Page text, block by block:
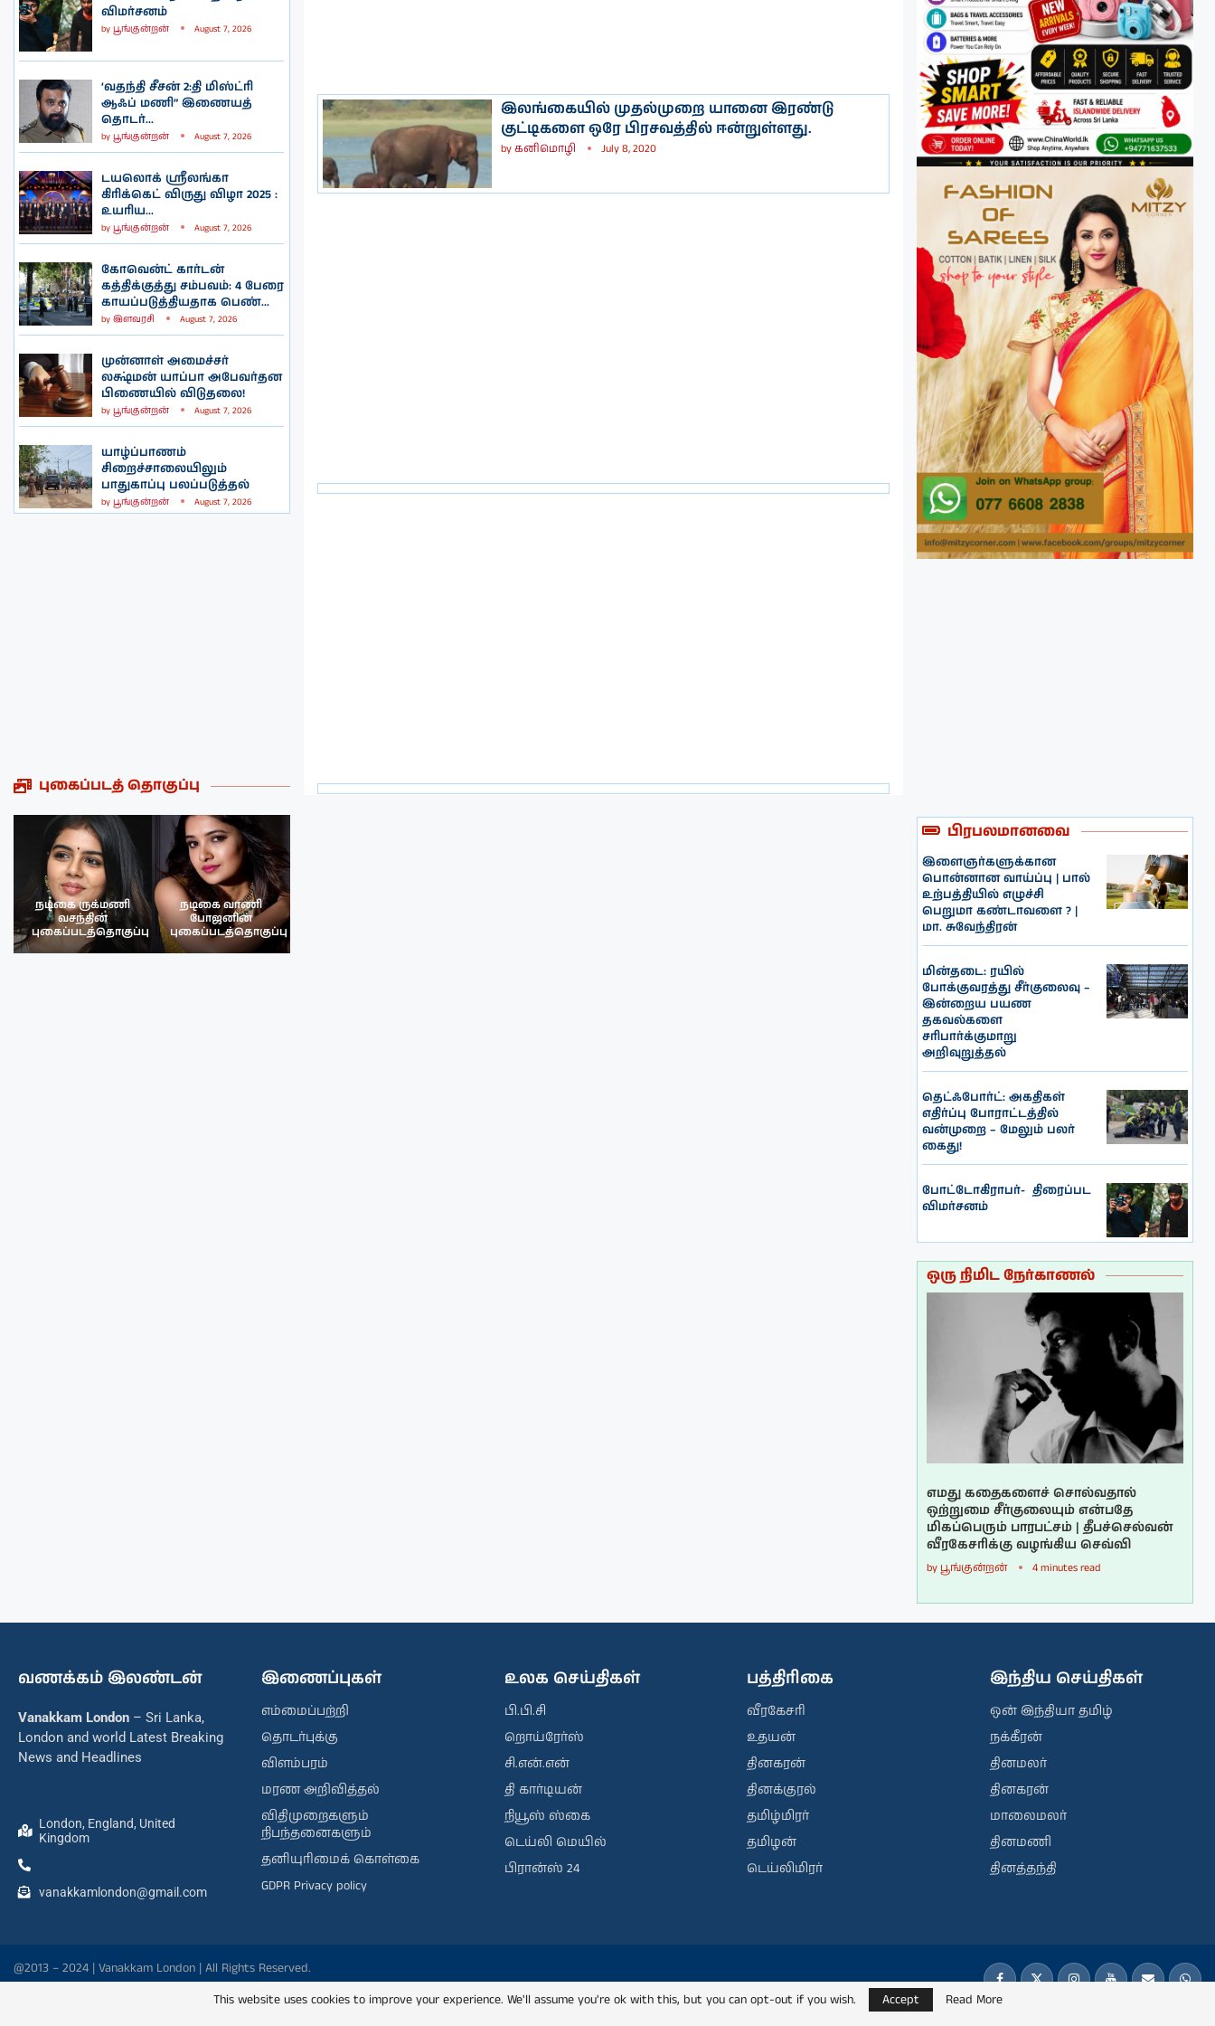
விமர்சனம்
by பூங்குன்றன் August 7, 2026
‘வதந்தி சீசன் 2:தி மிஸ்ட்ரி
ஆஃப் மணி” இணையத்
தொடர்...
by பூங்குன்றன் August 7, 2026
டயலொக் ஸ்ரீலங்கா
கிரிக்கெட் விருது விழா 2025 :
உயரிய...
by பூங்குன்றன் August 7, 2026
கோவென்ட் கார்டன்
கத்திக்குத்து சம்பவம்: 4 பேரை
காயப்படுத்தியதாக பெண்...
by இளவரசி August 7, 2026
முன்னாள் அமைச்சர்
லக்ஷ்மன் யாப்பா அபேவர்தன
பிணையில் விடுதலை!
by பூங்குன்றன் August 7, 2026
யாழ்ப்பாணம்
சிறைச்சாலையிலும்
பாதுகாப்பு பலப்படுத்தல்
by பூங்குன்றன் August 7, 2026
புகைப்படத் தொகுப்பு
நடிகை ருக்மணி
வசந்தின்
புகைப்படத்தொகுப்பு
நடிகை வாணி
போஜனின்
புகைப்படத்தொகுப்பு
இலங்கையில் முதல்முறை யானை இரண்டு
குட்டிகளை ஒரே பிரசவத்தில் ஈன்றுள்ளது.
byகனிமொழி July 8, 2020
பிரபலமானவை
இளைஞர்களுக்கான
பொன்னான வாய்ப்பு | பால்
உற்பத்தியில் எழுச்சி
பெறுமா கண்டாவளை ? |
மா. சுவேந்திரன்
மின்தடை: ரயில்
போக்குவரத்து சீர்குலைவு –
இன்றைய பயண
தகவல்களை
சரிபார்க்குமாறு
அறிவுறுத்தல்
தெட்ஃபோர்ட்: அகதிகள்
எதிர்ப்பு போராட்டத்தில்
வன்முறை – மேலும் பலர்
கைது!
போட்டோகிராபர்- ‌ திரைப்பட
விமர்சனம்
ஒரு நிமிட நேர்காணல்
எமது கதைகளைச் சொல்வதால்
ஒற்றுமை சீர்குலையும் என்பதே
மிகப்பெரும் பாரபட்சம் | தீபச்செல்வன்
வீரகேசரிக்கு வழங்கிய செவ்வி
by பூங்குன்றன் 4 minutes read
வணக்கம் இலண்டன்
Vanakkam London – Sri Lanka,
London and world Latest Breaking
News and Headlines
London, England, United
Kingdom
vanakkamlondon@gmail.com
இணைப்புகள்
எம்மைப்பற்றி
தொடர்புக்கு
விளம்பரம்
மரண அறிவித்தல்
விதிமுறைகளும்
நிபந்தனைகளும்
தனியுரிமைக் கொள்கை
GDPR Privacy policy
உலக செய்திகள்
பி.பி.சி
றொய்ரேர்ஸ்
சி.என்.என்
தி கார்டியன்
நியூஸ் ஸ்கை
டெய்லி மெயில்
பிரான்ஸ் 24
பத்திரிகை
வீரகேசரி
உதயன்
தினகரன்
தினக்குரல்
தமிழ்மிரர்
தமிழன்
டெய்லிமிரர்
இந்திய செய்திகள்
ஒன் இந்தியா தமிழ்
நக்கீரன்
தினமலர்
தினகரன்
மாலைமலர்
தினமணி
தினத்தந்தி
@2013 – 2024 | Vanakkam London | All Rights Reserved.
This website uses cookies to improve your experience. We'll assume you're ok with this, but you can opt-out if you wish.
Accept Read More